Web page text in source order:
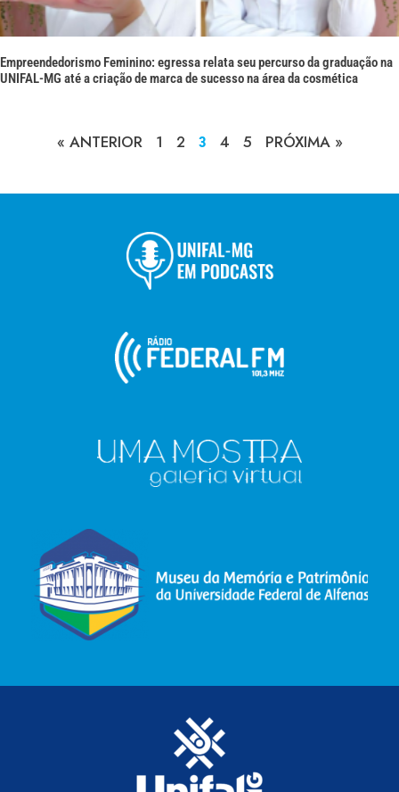
Empreendedorismo Feminino: egressa relata seu percurso da graduação na
UNIFAL-MG até a criação de marca de sucesso na área da cosmética
« ANTERIOR 1 2 3 4 5 PRÓXIMA »